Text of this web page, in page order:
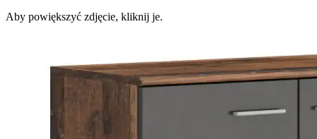
Aby powiększyć zdjęcie, kliknij je.